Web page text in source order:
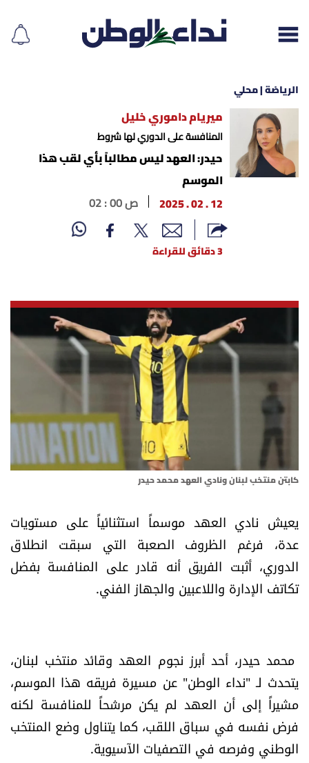
إقرأ الجريدة
لبنان
متفرقات
نداء القرّاء
خاص الموقع
كتّابنا
تحت المجهر
آراء
اقتصاد
الصحافة الإسرائيلية
ثقافة وفنون
فصل من كتاب
الرياضة | محلي
ميريام داموري خليل
المنافسة على الدوري لها شروط
حيدر: العهد ليس مطالباً بأي لقب هذا
الموسم
12 . 02 . 2025
02 : 00 ص
3 دقائق للقراءة
كابتن منتخب لبنان ونادي العهد محمد حيدر
يعيش نادي العهد موسماً استثنائياً على مستويات
عدة، فرغم الظروف الصعبة التي سبقت انطلاق
الدوري، أثبت الفريق أنه قادر على المنافسة بفضل
تكاتف الإدارة واللاعبين والجهاز الفني.
محمد حيدر، أحد أبرز نجوم العهد وقائد منتخب لبنان،
يتحدث لـ "نداء الوطن" عن مسيرة فريقه هذا الموسم،
مشيراً إلى أن العهد لم يكن مرشحاً للمنافسة لكنه
فرض نفسه في سباق اللقب، كما يتناول وضع المنتخب
الوطني وفرصه في التصفيات الآسيوية.